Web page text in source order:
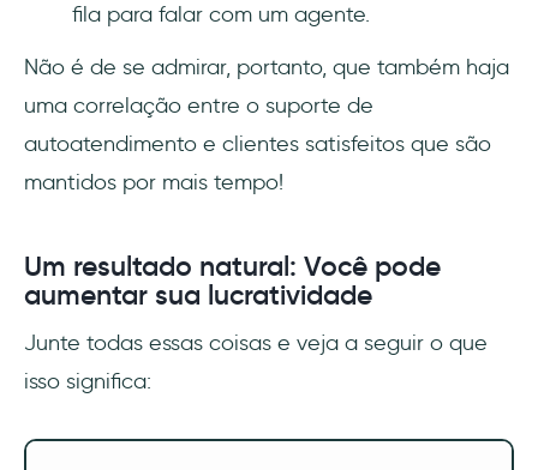
fila para falar com um agente.
Não é de se admirar, portanto, que também haja
uma correlação entre o suporte de
autoatendimento e clientes satisfeitos que são
mantidos por mais tempo!
Um resultado natural: Você pode
aumentar sua lucratividade
Junte todas essas coisas e veja a seguir o que
isso significa: